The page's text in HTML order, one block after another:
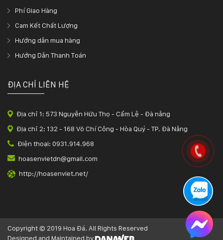
Phí Giao Hàng
Cam Kết Chất Lượng
Hướng dẫn mua hàng
Hướng Dẫn Thanh Toán
ĐỊA CHỈ LIÊN HỆ
Địa chỉ 1: 573 Nguyễn Hữu Thọ - Cẩm Lệ - Đà nẵng
Địa chỉ 2: 132 - 168 Võ Chí Công - Hòa Quý - TP. Đà Nẵng
Điện thoại: 0931.914.968
hoasenvietdn@gmail.com
http://hoasenviet.net/
Copyright © 2019 Hoa Đá. All Rights Reserved
Designed and Maintained by